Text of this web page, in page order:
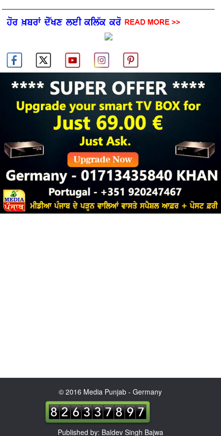
© 2016 Media Punjab - Germany
Published by: Baldev Singh Bajwa